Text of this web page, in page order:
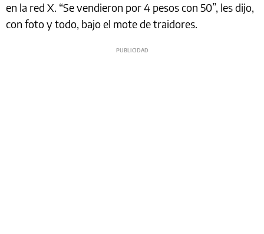
en la red X. “Se vendieron por 4 pesos con 50”, les dijo,
con foto y todo, bajo el mote de traidores.